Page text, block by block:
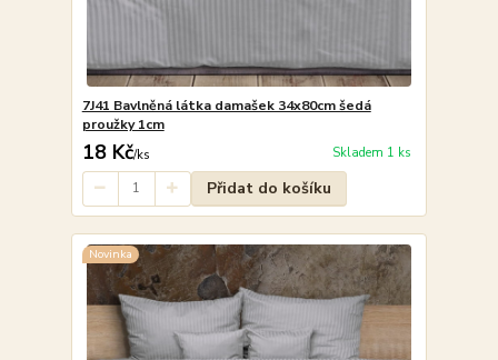
7J41 Bavlněná látka damašek 34x80cm šedá
proužky 1cm
18 Kč/ks Skladem 1 ks
Přidat do košíku
Novinka